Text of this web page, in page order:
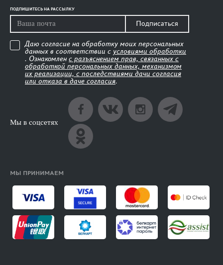
ПОДПИШИТЕСЬ НА РАССЫЛКУ
Подписаться
Даю согласие на обработку моих персональных
данных в соответствии с условиями обработки
. Ознакомлен с разъяснением прав, связанных с
обработкой персональных данных, механизмом
их реализации, с последствиями дачи согласия
или отказа в даче согласия.
Мы в соцсетях
МЫ ПРИНИМАЕМ